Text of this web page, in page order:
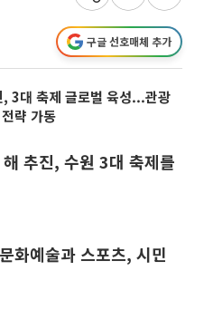
구글 선호매체 추가
3대 축제 글로벌 육성...관광
략 가동
추진, 수원 3대 축제를
화예술과 스포츠, 시민